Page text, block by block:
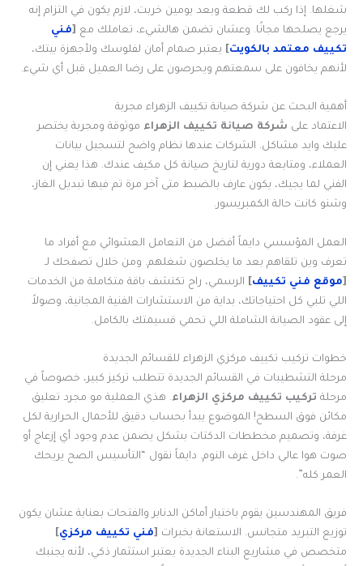
شغلها. إذا ركب لك قطعة وبعد يومين خربت، لازم يكون في التزام إنه
يرجع يصلحها مجانًا. وعشان تضمن هالشيء، تعاملك مع [فني
تكييف معتمد بالكويت] يعتبر صمام أمان لفلوسك ولأجهزة بيتك،
لأنهم يخافون على سمعتهم ويحرصون على رضا العميل قبل أي شيء.
أهمية البحث عن شركة صيانة تكييف الزهراء مجربة
الاعتماد على شركة صيانة تكييف الزهراء موثوقة ومجربة يختصر
عليك وايد مشاكل. الشركات عندها نظام واضح لتسجيل بيانات
العملاء، ومتابعة دورية لتاريخ صيانة كل مكيف عندك. هذا يعني إن
الفني لما يجيك، يكون عارف بالضبط متى آخر مرة تم فيها تبديل الغاز،
وشنو كانت حالة الكمبريسور.
العمل المؤسسي دايماً أفضل من التعامل العشوائي مع أفراد ما
تعرف وين تلقاهم بعد ما يخلصون شغلهم. ومن خلال تصفحك لـ
[موقع فني تكييف] الرسمي، راح تكتشف باقة متكاملة من الخدمات
اللي تلبي كل احتياجاتك، بداية من الاستشارات الفنية المجانية، وصولاً
إلى عقود الصيانة الشاملة اللي تحمي قسيمتك بالكامل.
خطوات تركيب تكييف مركزي الزهراء للقسائم الجديدة
مرحلة التشطيبات في القسائم الجديدة تتطلب تركيز كبير، خصوصاً في
مرحلة تركيب تكييف مركزي الزهراء. هذي العملية مو مجرد تعليق
مكائن فوق السطح! الموضوع يبدأ بحساب دقيق للأحمال الحرارية لكل
غرفة، وتصميم مخططات الدكتات بشكل يضمن عدم وجود أي إزعاج أو
صوت هوا عالي داخل غرف النوم. دايماً نقول “التأسيس الصح يريحك
العمر كله”.
فريق المهندسين يقوم باختيار أماكن الدنابر والفتحات بعناية عشان يكون
توزيع التبريد متجانس. الاستعانة بخبرات [فني تكييف مركزي]
متخصص في مشاريع البناء الجديدة يعتبر استثمار ذكي، لأنه يجنبك